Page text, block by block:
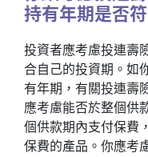
持有年期是否
投資者應考慮投連壽
合自己的投資期。如
有年期，有關投連壽
應考慮能否於整個供
個供款期內支付保費
保費的產品。你應考